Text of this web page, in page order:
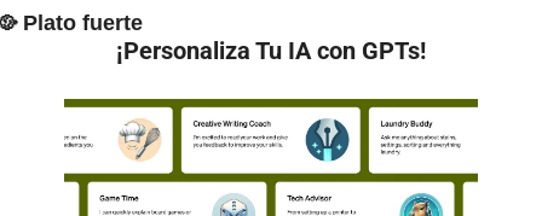
Plato fuerte
¡Personaliza Tu IA con GPTs!